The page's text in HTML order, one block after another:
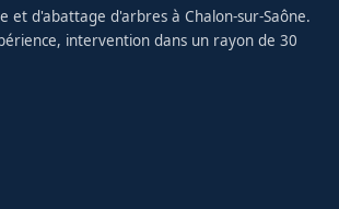
et d'abattage d'arbres à Chalon-sur-Saône.
intervention dans un rayon de 30